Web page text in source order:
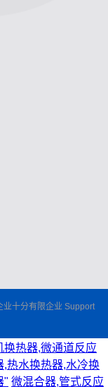
十分有限企业 Support
热器,微通道反应
热水换热器,水冷换
" 微混合器,管式反应